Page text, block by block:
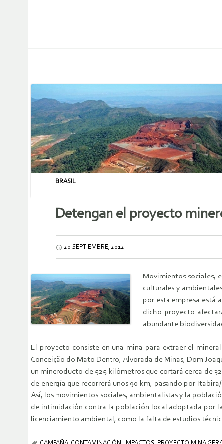
BRASIL
Detengan el proyecto
20 SEPTIEMBRE, 2012
Movimientos sociales,
culturales y
por esta empresa está
dicho proyecto
abundante
El proyecto consiste en una mina para extraer el
Conceição do Mato Dentro, Alvorada de Minas, Dom
un mineroducto de 525 kilómetros que cortará cerca de
de energía que recorrerá unos 90 km, pasando por
Así, los movimientos sociales, ambientalistas y la
de intimidación contra la población local adoptada por
licenciamiento ambiental, como la falta de estudios